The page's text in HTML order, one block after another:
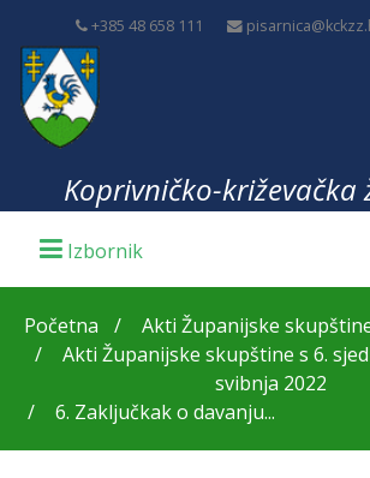
+385 48 658 111
Koprivničko-križevačka
Početna
Akti Županijske
Akti Županijske skupštine s 6.
svibnja 2022
6. Zaključkak o davanju...